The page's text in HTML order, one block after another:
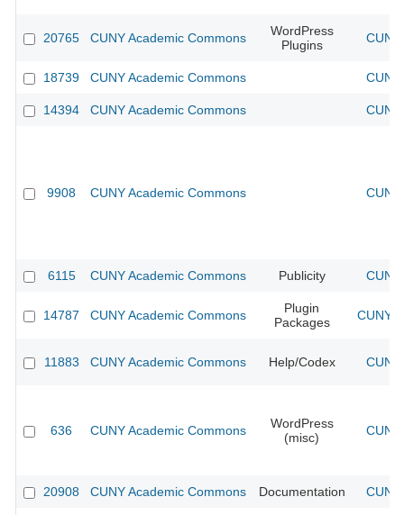
20765 CUNY Academic Commons
WordPress
Plugins
18739 CUNY Academic Commons
14394 CUNY Academic Commons
9908 CUNY Academic Commons
6115 CUNY Academic Commons Publicity
14787 CUNY Academic Commons
Plugin
Packages
CUNY
11883 CUNY Academic Commons Help/Codex
636 CUNY Academic Commons
WordPress
(misc)
20908 CUNY Academic Commons Documentation